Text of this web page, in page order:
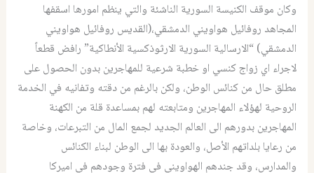
وكان موقف الكنيسة السورية الناشئة والتي ينظم امورها اسقفها
المجاهد روفائيل هواويني الدمشقي،(القديس روفائيل هواويني
الدمشقي) “الارسالية السورية الارثوذكسية الأنطاكية” رافض قطعاً
لاجراء اي زواج كنسي او خطبة شرعية للمهاجرين بدون الحصول على
مطلق حال من كنائس الوطن، ولكن بالرغم من دقته وتفانيه في الخدمة
الروحية لهؤلاء المهاجرين ومتابعته لهم بمساعدة قلة من الكهنة
المهاجرين بدورهم الى العالم الجديد لجمع المال من التبرعات، وخاصة
من رعايا بلداتهم الأصل، والعودة بها الى الوطن لبناء الكنائس
والمدارس، وقد جندهم الهواويني في فترة وجودهم في اميركا